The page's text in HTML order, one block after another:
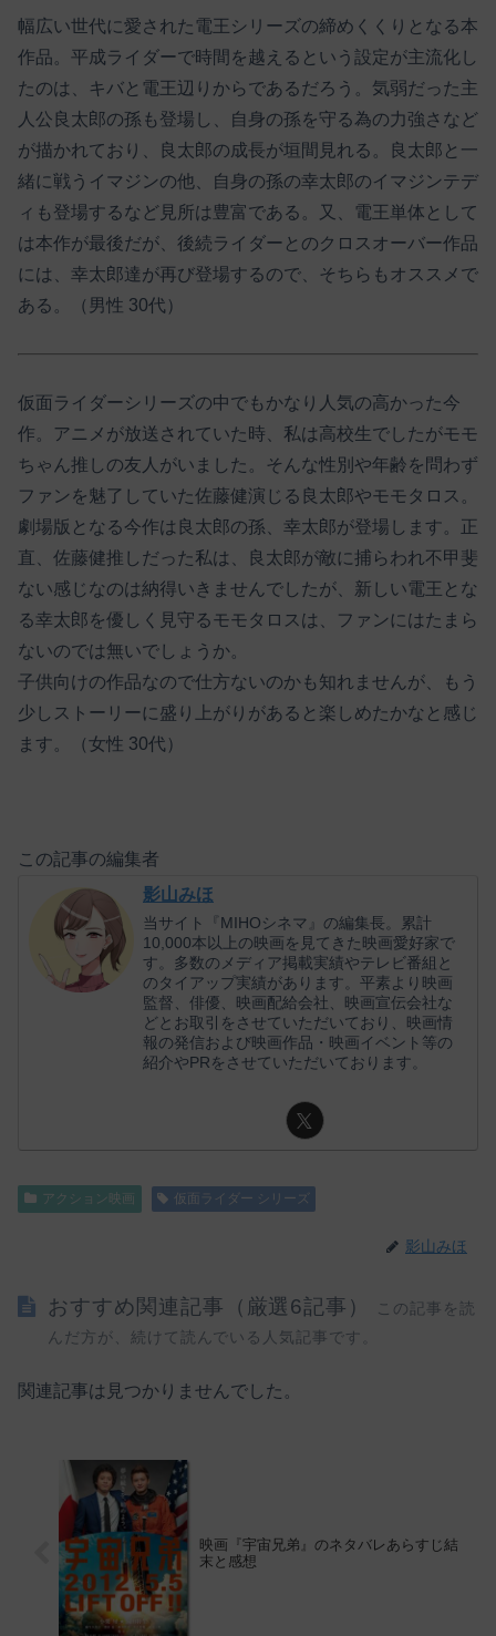
幅広い世代に愛された電王シリーズの締めくくりとなる本
作品。平成ライダーで時間を越えるという設定が主流化し
たのは、キバと電王辺りからであるだろう。気弱だった主
人公良太郎の孫も登場し、自身の孫を守る為の力強さなど
が描かれており、良太郎の成長が垣間見れる。良太郎と一
緒に戦うイマジンの他、自身の孫の幸太郎のイマジンテデ
ィも登場するなど見所は豊富である。又、電王単体として
は本作が最後だが、後続ライダーとのクロスオーバー作品
には、幸太郎達が再び登場するので、そちらもオススメで
ある。（男性 30代）
仮面ライダーシリーズの中でもかなり人気の高かった今
作。アニメが放送されていた時、私は高校生でしたがモモ
ちゃん推しの友人がいました。そんな性別や年齢を問わず
ファンを魅了していた佐藤健演じる良太郎やモモタロス。
劇場版となる今作は良太郎の孫、幸太郎が登場します。正
直、佐藤健推しだった私は、良太郎が敵に捕らわれ不甲斐
ない感じなのは納得いきませんでしたが、新しい電王とな
る幸太郎を優しく見守るモモタロスは、ファンにはたまら
ないのでは無いでしょうか。
子供向けの作品なので仕方ないのかも知れませんが、もう
少しストーリーに盛り上がりがあると楽しめたかなと感じ
ます。（女性 30代）
この記事の編集者
影山みほ
当サイト『MIHOシネマ』の編集長。累計
10,000本以上の映画を見てきた映画愛好家で
す。多数のメディア掲載実績やテレビ番組と
のタイアップ実績があります。平素より映画
監督、俳優、映画配給会社、映画宣伝会社な
どとお取引をさせていただいており、映画情
報の発信および映画作品・映画イベント等の
紹介やPRをさせていただいております。
アクション映画 仮面ライダー シリーズ
影山みほ
おすすめ関連記事（厳選6記事）
この記事を読
んだ方が、続けて読んでいる人気記事です。
関連記事は見つかりませんでした。
映画『宇宙兄弟』のネタバレあらすじ結
末と感想